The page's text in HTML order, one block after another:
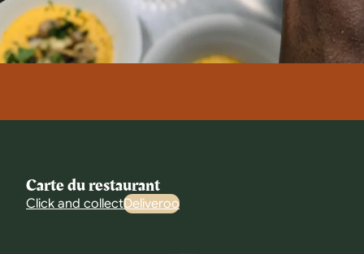
Carte du restaurant
Click and collectDeliveroo